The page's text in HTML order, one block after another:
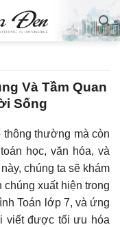
Và Tầm Quan
Sống
thường mà còn
học, văn hóa, và
chúng ta sẽ khám
chúng xuất hiện trong
Toán lớp 7, và ứng
viết được tối ưu hóa